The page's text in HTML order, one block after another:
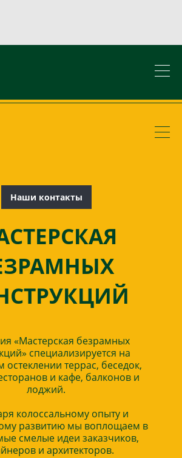
Наши контакты
«Мастерская безрамных
специализируется на
террас, беседок,
и кафе, балконов и
лоджий.
колоссальному опыту и
развитию мы воплощаем в
смелые идеи заказчиков,
и архитекторов.